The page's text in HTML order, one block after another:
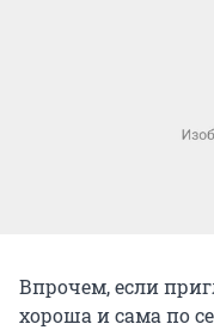
Впрочем, если
хороша и сама по